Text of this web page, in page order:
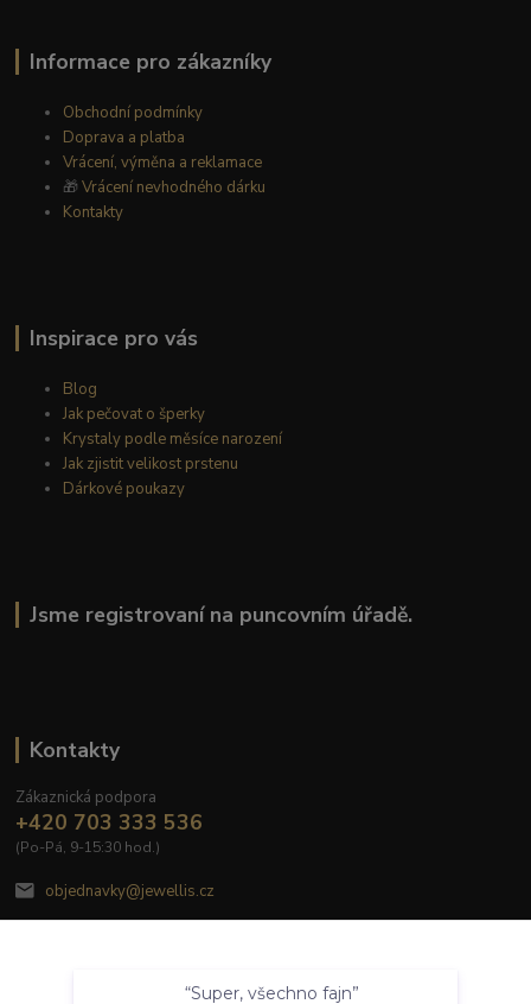
Informace pro zákazníky
Obchodní podmínky
Doprava a platba
Vrácení, výměna a reklamace
🎁Vrácení nevhodného dárku
Kontakty
Inspirace pro vás
Blog
Jak pečovat o šperky
Krystaly podle měsíce narození
Jak zjistit velikost prstenu
Dárkové poukazy
Jsme registrovaní na puncovním úřadě.
Kontakty
Zákaznická podpora
+420 703 333 536
(Po-Pá, 9-15:30 hod.)
objednavky@jewellis.cz
Nastavení Souhlasím
“Super, všechno fajn”